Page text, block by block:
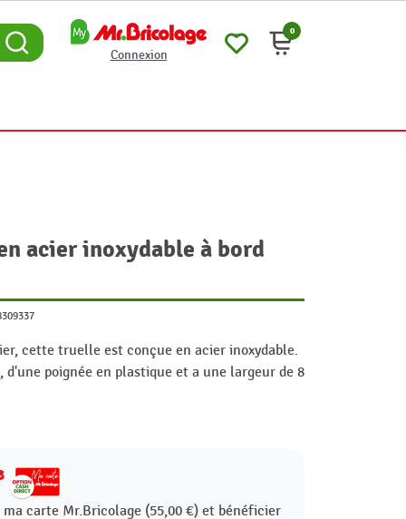
Connexion
0
acier inoxydable à bord
cette truelle est conçue en acier inoxydable.
poignée en plastique et a une largeur de 8
carte Mr.Bricolage (55,00 €) et bénéficier